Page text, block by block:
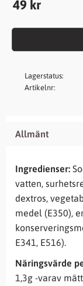
49 kr
Lagerstatus
Artikelnr
Allmänt
Ingredienser:
vatten,
dextros,
medel (E350),
E341, E516).
Näringsvärde
1,3g -varav